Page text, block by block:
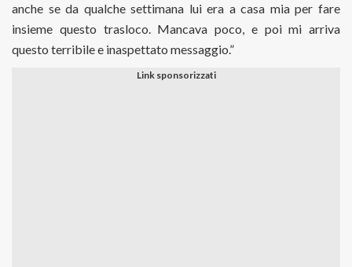
anche se da qualche settimana lui era a casa mia per fare
insieme questo trasloco. Mancava poco, e poi mi arriva
questo terribile e inaspettato messaggio.”